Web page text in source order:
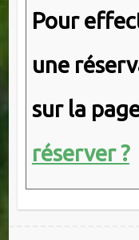
Pour
une
sur la
réserver ?